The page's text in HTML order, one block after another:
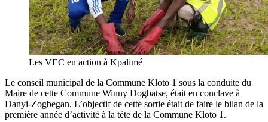
Les VEC en action à Kpalimé
Le conseil municipal de la Commune Kloto 1 sous la conduite du
Maire de cette Commune Winny Dogbatse, était en conclave à
Danyi-Zogbegan. L’objectif de cette sortie était de faire le bilan de la
première année d’activité à la tête de la Commune Kloto 1.